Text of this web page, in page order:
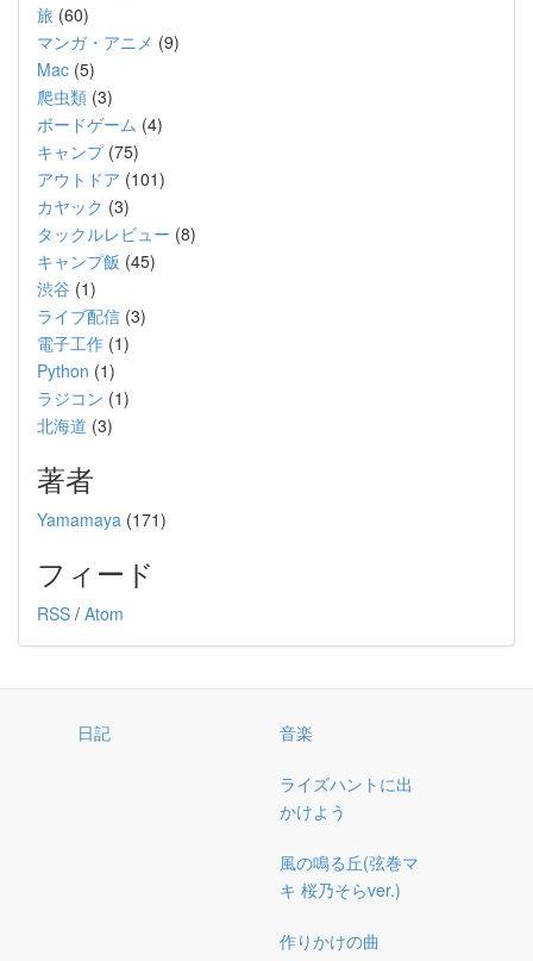
旅 (60)
マンガ・アニメ (9)
Mac (5)
爬虫類 (3)
ボードゲーム (4)
キャンプ(75)
アウトドア (101)
カヤック (3)
タックルレビュー (8)
キャンプ飯 (45)
渋谷 (1)
ライブ配信 (3)
電子工作 (1)
Python (1)
ラジコン (1)
北海道 (3)
著者
Yamamaya (171)
フィード
RSS / Atom
日記 音楽
ライズハントに出
かけよう
風の鳴る丘(弦巻マ
キ 桜乃そらver.)
作りかけの曲